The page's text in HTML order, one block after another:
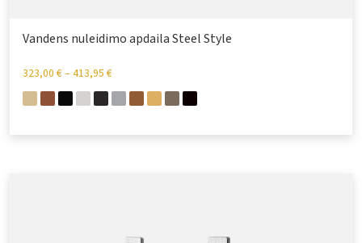
Vandens nuleidimo apdaila Steel Style
323,00 €– 413,95 €